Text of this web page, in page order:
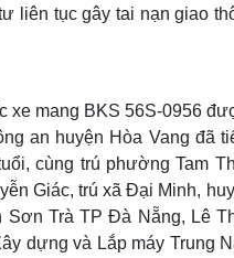
yêu - Gia đình
Âm
liên tục gây tai nạn giao
xe mang BKS 56S-0956
an huyện Hòa Vang
cùng trú phường Tam
Giác, trú xã Đại Minh,
Trà TP Đà Nẵng, Lê
dựng và Lắp máy Trung